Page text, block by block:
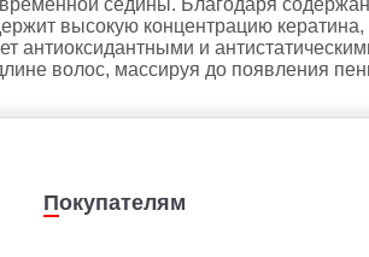
седины. Благодаря
высокую концентрацию
антиоксидантными и
волос, массируя до появления
Покупателям